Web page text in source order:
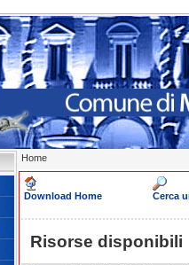
Home
Download Home Cerca
Risorse disponibili